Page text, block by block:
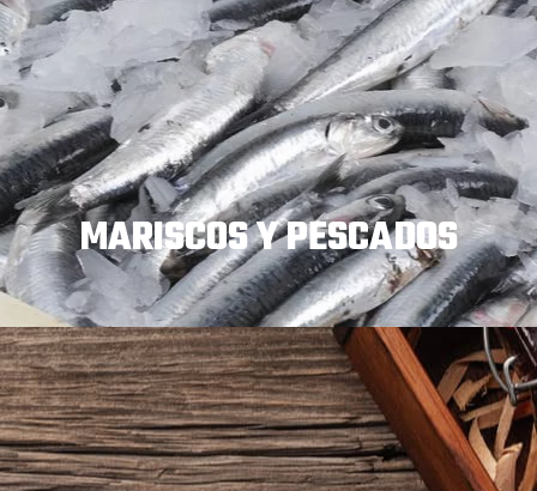
MARISCOS Y PESCADOS